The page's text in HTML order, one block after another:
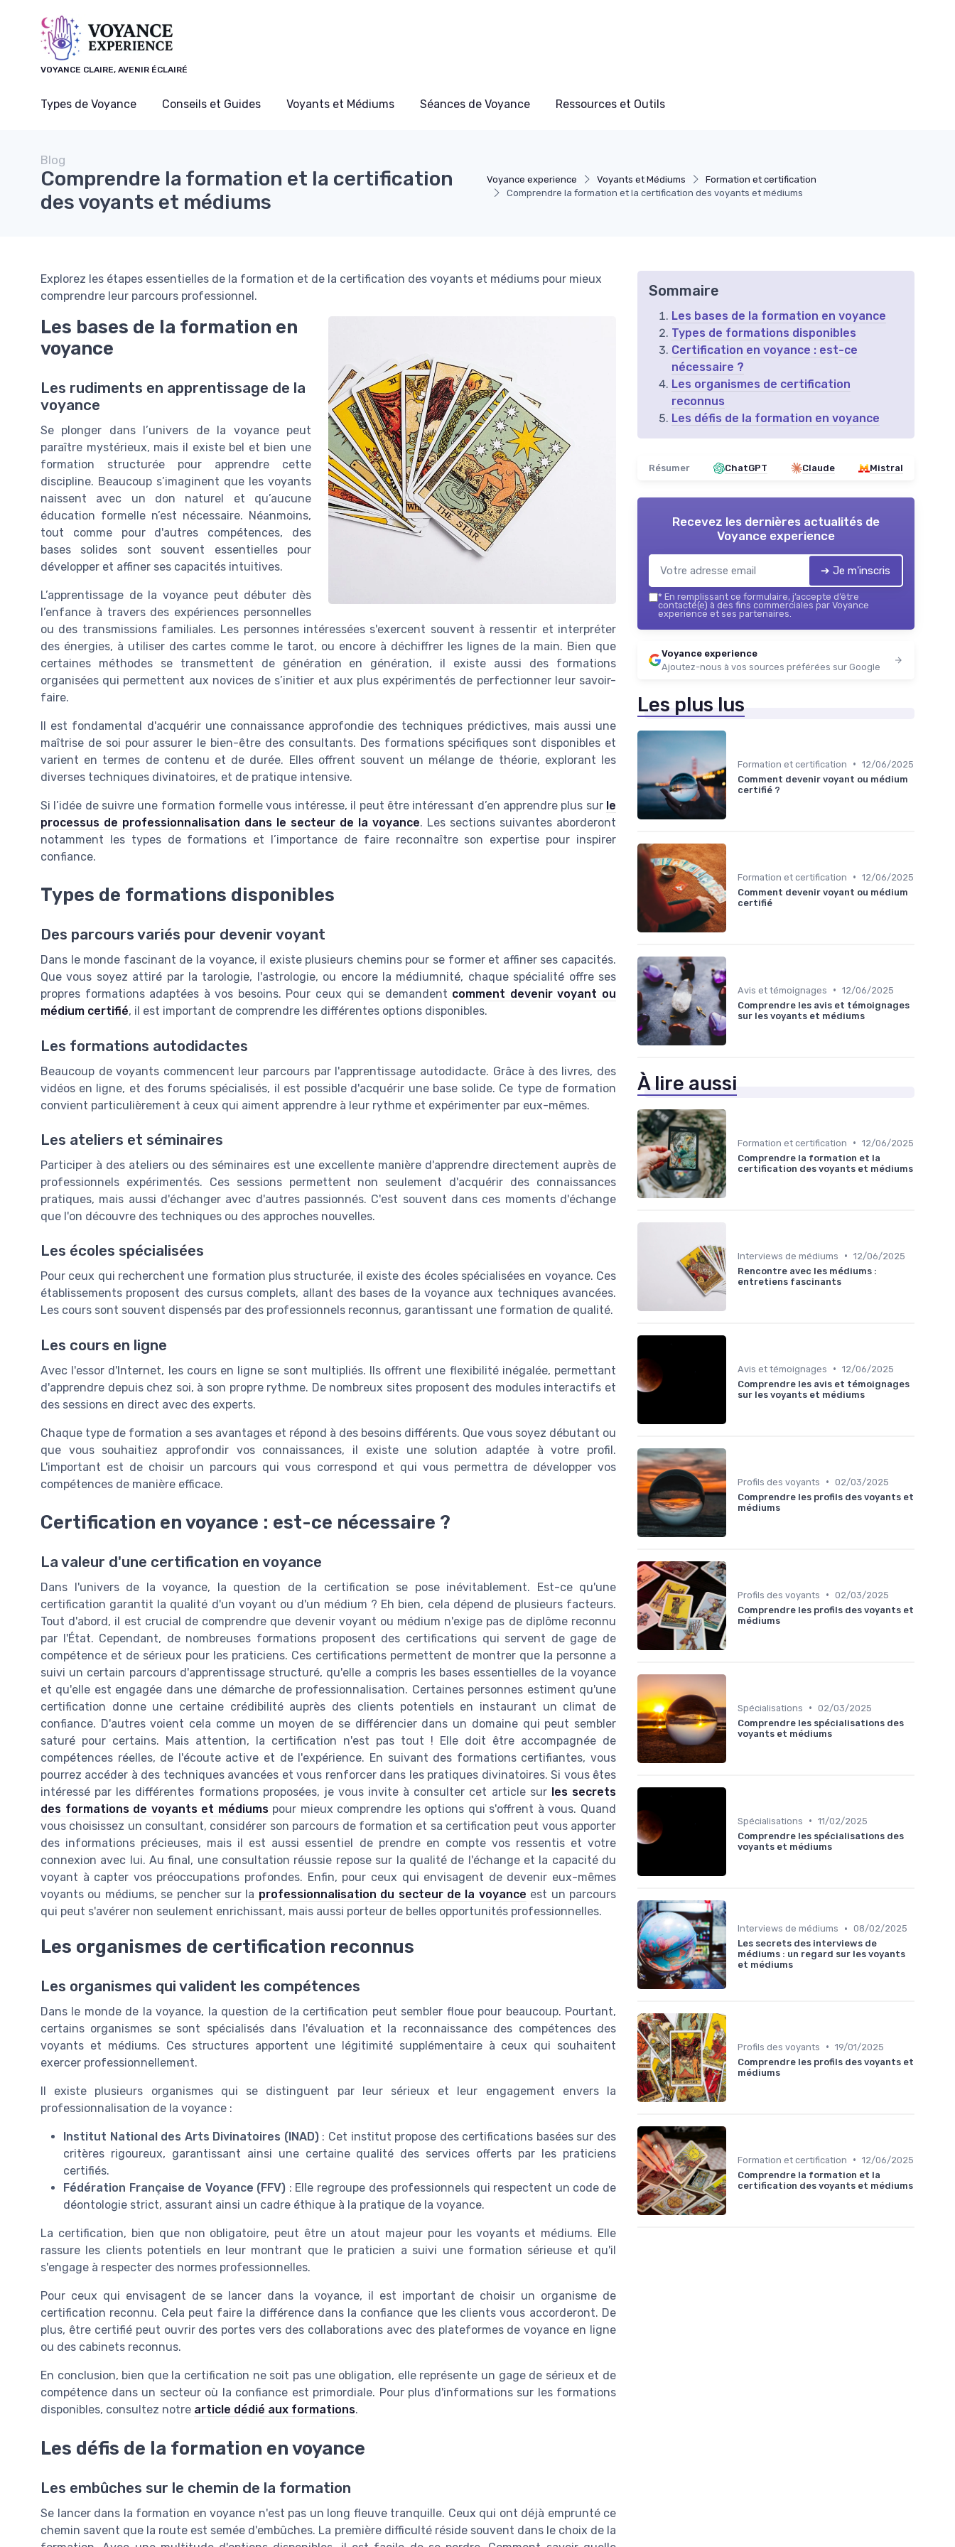
VOYANCE CLAIRE, AVENIR ÉCLAIRÉ
Types de Voyance Conseils et Guides Voyants et Médiums Séances de Voyance Ressources et Outils
Voyance experience Voyants et Médiums
Formation et certification
Comprendre la formation et la certification des voyants et médiums
Blog
Comprendre la formation et la certification
des voyants et médiums
Explorez les étapes essentielles de la formation et de la certification des voyants et médiums pour mieux
comprendre leur parcours professionnel.
Les bases de la formation en
voyance
Les rudiments en apprentissage de la
voyance
Se plonger dans l’univers de la voyance peut
paraître mystérieux, mais il existe bel et bien une
formation structurée pour apprendre cette
discipline. Beaucoup s’imaginent que les voyants
naissent avec un don naturel et qu’aucune
éducation formelle n’est nécessaire. Néanmoins,
tout comme pour d'autres compétences, des
bases solides sont souvent essentielles pour
développer et affiner ses capacités intuitives.
L’apprentissage de la voyance peut débuter dès
l’enfance à travers des expériences personnelles
ou des transmissions familiales. Les personnes intéressées s'exercent souvent à ressentir et interpréter
des énergies, à utiliser des cartes comme le tarot, ou encore à déchiffrer les lignes de la main. Bien que
certaines méthodes se transmettent de génération en génération, il existe aussi des formations
organisées qui permettent aux novices de s’initier et aux plus expérimentés de perfectionner leur savoir-
faire.
Il est fondamental d'acquérir une connaissance approfondie des techniques prédictives, mais aussi une
maîtrise de soi pour assurer le bien-être des consultants. Des formations spécifiques sont disponibles et
varient en termes de contenu et de durée. Elles offrent souvent un mélange de théorie, explorant les
diverses techniques divinatoires, et de pratique intensive.
Si l’idée de suivre une formation formelle vous intéresse, il peut être intéressant d’en apprendre plus sur le
processus de professionnalisation dans le secteur de la voyance. Les sections suivantes aborderont
notamment les types de formations et l’importance de faire reconnaître son expertise pour inspirer
confiance.
Types de formations disponibles
Des parcours variés pour devenir voyant
Dans le monde fascinant de la voyance, il existe plusieurs chemins pour se former et affiner ses capacités.
Que vous soyez attiré par la tarologie, l'astrologie, ou encore la médiumnité, chaque spécialité offre ses
propres formations adaptées à vos besoins. Pour ceux qui se demandent comment devenir voyant ou
médium certifié, il est important de comprendre les différentes options disponibles.
Les formations autodidactes
Beaucoup de voyants commencent leur parcours par l'apprentissage autodidacte. Grâce à des livres, des
vidéos en ligne, et des forums spécialisés, il est possible d'acquérir une base solide. Ce type de formation
convient particulièrement à ceux qui aiment apprendre à leur rythme et expérimenter par eux-mêmes.
Les ateliers et séminaires
Participer à des ateliers ou des séminaires est une excellente manière d'apprendre directement auprès de
professionnels expérimentés. Ces sessions permettent non seulement d'acquérir des connaissances
pratiques, mais aussi d'échanger avec d'autres passionnés. C'est souvent dans ces moments d'échange
que l'on découvre des techniques ou des approches nouvelles.
Les écoles spécialisées
Pour ceux qui recherchent une formation plus structurée, il existe des écoles spécialisées en voyance. Ces
établissements proposent des cursus complets, allant des bases de la voyance aux techniques avancées.
Les cours sont souvent dispensés par des professionnels reconnus, garantissant une formation de qualité.
Les cours en ligne
Avec l'essor d'Internet, les cours en ligne se sont multipliés. Ils offrent une flexibilité inégalée, permettant
d'apprendre depuis chez soi, à son propre rythme. De nombreux sites proposent des modules interactifs et
des sessions en direct avec des experts.
Chaque type de formation a ses avantages et répond à des besoins différents. Que vous soyez débutant ou
que vous souhaitiez approfondir vos connaissances, il existe une solution adaptée à votre profil.
L'important est de choisir un parcours qui vous correspond et qui vous permettra de développer vos
compétences de manière efficace.
Certification en voyance : est-ce nécessaire ?
La valeur d'une certification en voyance
Dans l'univers de la voyance, la question de la certification se pose inévitablement. Est-ce qu'une
certification garantit la qualité d'un voyant ou d'un médium ? Eh bien, cela dépend de plusieurs facteurs.
Tout d'abord, il est crucial de comprendre que devenir voyant ou médium n'exige pas de diplôme reconnu
par l'État. Cependant, de nombreuses formations proposent des certifications qui servent de gage de
compétence et de sérieux pour les praticiens. Ces certifications permettent de montrer que la personne a
suivi un certain parcours d'apprentissage structuré, qu'elle a compris les bases essentielles de la voyance
et qu'elle est engagée dans une démarche de professionnalisation. Certaines personnes estiment qu'une
certification donne une certaine crédibilité auprès des clients potentiels en instaurant un climat de
confiance. D'autres voient cela comme un moyen de se différencier dans un domaine qui peut sembler
saturé pour certains. Mais attention, la certification n'est pas tout ! Elle doit être accompagnée de
compétences réelles, de l'écoute active et de l'expérience. En suivant des formations certifiantes, vous
pourrez accéder à des techniques avancées et vous renforcer dans les pratiques divinatoires. Si vous êtes
intéressé par les différentes formations proposées, je vous invite à consulter cet article sur les secrets
des formations de voyants et médiumspour mieux comprendre les options qui s'offrent à vous. Quand
vous choisissez un consultant, considérer son parcours de formation et sa certification peut vous apporter
des informations précieuses, mais il est aussi essentiel de prendre en compte vos ressentis et votre
connexion avec lui. Au final, une consultation réussie repose sur la qualité de l'échange et la capacité du
voyant à capter vos préoccupations profondes. Enfin, pour ceux qui envisagent de devenir eux-mêmes
voyants ou médiums, se pencher sur la professionnalisation du secteur de la voyance est un parcours
qui peut s'avérer non seulement enrichissant, mais aussi porteur de belles opportunités professionnelles.
Les organismes de certification reconnus
Les organismes qui valident les compétences
Dans le monde de la voyance, la question de la certification peut sembler floue pour beaucoup. Pourtant,
certains organismes se sont spécialisés dans l'évaluation et la reconnaissance des compétences des
voyants et médiums. Ces structures apportent une légitimité supplémentaire à ceux qui souhaitent
exercer professionnellement.
Il existe plusieurs organismes qui se distinguent par leur sérieux et leur engagement envers la
professionnalisation de la voyance :
Institut National des Arts Divinatoires (INAD): Cet institut propose des certifications basées sur des
critères rigoureux, garantissant ainsi une certaine qualité des services offerts par les praticiens
certifiés.
Fédération Française de Voyance (FFV) : Elle regroupe des professionnels qui respectent un code de
déontologie strict, assurant ainsi un cadre éthique à la pratique de la voyance.
La certification, bien que non obligatoire, peut être un atout majeur pour les voyants et médiums. Elle
rassure les clients potentiels en leur montrant que le praticien a suivi une formation sérieuse et qu'il
s'engage à respecter des normes professionnelles.
Pour ceux qui envisagent de se lancer dans la voyance, il est important de choisir un organisme de
certification reconnu. Cela peut faire la différence dans la confiance que les clients vous accorderont. De
plus, être certifié peut ouvrir des portes vers des collaborations avec des plateformes de voyance en ligne
ou des cabinets reconnus.
En conclusion, bien que la certification ne soit pas une obligation, elle représente un gage de sérieux et de
compétence dans un secteur où la confiance est primordiale. Pour plus d'informations sur les formations
disponibles, consultez notre article dédié aux formations.
Les défis de la formation en voyance
Les embûches sur le chemin de la formation
Se lancer dans la formation en voyance n'est pas un long fleuve tranquille. Ceux qui ont déjà emprunté ce
chemin savent que la route est semée d'embûches. La première difficulté réside souvent dans le choix de la
Sommaire
Les bases de la formation en voyance
Types de formations disponibles
Certification en voyance : est-ce
nécessaire ?
Les organismes de certification
reconnus
Les défis de la formation en voyance
Résumer ChatGPT Claude Mistral
Recevez les dernières actualités de
Voyance experience
➔ Je m'inscris
* En remplissant ce formulaire, j’accepte d’être
contacté(e) à des fins commerciales par Voyance
experience et ses partenaires.
Voyance experience
Ajoutez-nous à vos sources préférées sur Google
Les plus lus
Formation et certification • 12/06/2025
Comment devenir voyant ou médium
certifié ?
Formation et certification • 12/06/2025
Comment devenir voyant ou médium
certifié
Avis et témoignages • 12/06/2025
Comprendre les avis et témoignages
sur les voyants et médiums
À lire aussi
Formation et certification • 12/06/2025
Comprendre la formation et la
certification des voyants et médiums
Interviews de médiums • 12/06/2025
Rencontre avec les médiums :
entretiens fascinants
Avis et témoignages • 12/06/2025
Comprendre les avis et témoignages
sur les voyants et médiums
Profils des voyants • 02/03/2025
Comprendre les profils des voyants et
médiums
Profils des voyants • 02/03/2025
Comprendre les profils des voyants et
médiums
Spécialisations • 02/03/2025
Comprendre les spécialisations des
voyants et médiums
Spécialisations • 11/02/2025
Comprendre les spécialisations des
voyants et médiums
Interviews de médiums • 08/02/2025
Les secrets des interviews de
médiums : un regard sur les voyants
et médiums
Profils des voyants • 19/01/2025
Comprendre les profils des voyants et
médiums
Formation et certification • 12/06/2025
Comprendre la formation et la
certification des voyants et médiums